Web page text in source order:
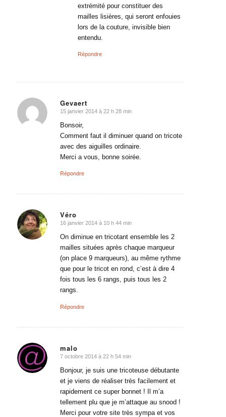
extrémité pour constituer des
mailles lisières, qui seront enfouies
lors de la couture, invisible bien
entendu.
Répondre
Gevaert
dit
:
15 janvier 2014 à 22 h 28 min
Bonsoir,
Comment faut il diminuer quand on tricote
avec des aiguilles ordinaire.
Merci a vous, bonne soirée.
Répondre
Véro
dit
:
16 janvier 2014 à 10 h 44 min
On diminue en tricotant ensemble les 2
mailles situées après chaque marqueur
(on place 9 marqueurs), au même rythme
que pour le tricot en rond, c’est à dire 4
fois tous les 6 rangs, puis tous les 2
rangs.
Répondre
malo
dit
:
7 octobre 2014 à 22 h 54 min
Bonjour, je suis une tricoteuse débutante
et je viens de réaliser très facilement et
rapidement ce super bonnet ! Il m’a
tellement plu que je m’attaque au snood !
Merci pour votre site très sympa et vos